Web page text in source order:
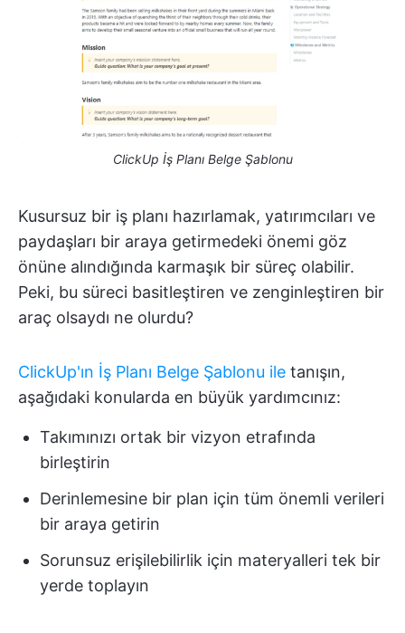
ClickUp İş Planı Belge Şablonu
Kusursuz bir iş planı hazırlamak, yatırımcıları ve
paydaşları bir araya getirmedeki önemi göz
önüne alındığında karmaşık bir süreç olabilir.
Peki, bu süreci basitleştiren ve zenginleştiren bir
araç olsaydı ne olurdu?
ClickUp'ın İş Planı Belge Şablonu ile tanışın,
aşağıdaki konularda en büyük yardımcınız:
Takımınızı ortak bir vizyon etrafında
birleştirin
Derinlemesine bir plan için tüm önemli verileri
bir araya getirin
Sorunsuz erişilebilirlik için materyalleri tek bir
yerde toplayın